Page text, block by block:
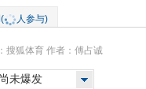
( 人参与)
搜狐体育 作者：傅占诚
未爆发